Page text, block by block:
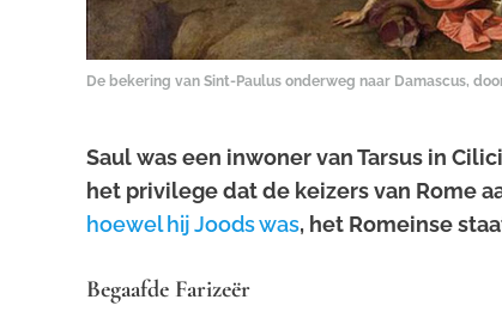
De bekering van Sint-Paulus onderweg naar Damascus,
Saul was een inwoner van Tarsus in
het privilege dat de keizers van Rome
hoewel hij Joods was, het Romeinse
Begaafde Farizeër